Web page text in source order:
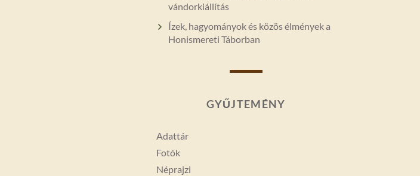
vándorkiállítás
Ízek, hagyományok és közös élmények a
Honismereti Táborban
GYŰJTEMÉNY
Adattár
Fotók
Néprajzi